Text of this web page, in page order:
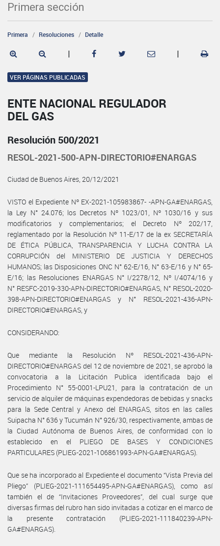
Primera sección
Primera Resoluciones Detalle
| |
VER PÁGINAS PUBLICADAS
ENTE NACIONAL REGULADOR
DEL GAS
Resolución 500/2021
RESOL-2021-500-APN-DIRECTORIO#ENARGAS
Ciudad de Buenos Aires, 20/12/2021
VISTO el Expediente Nº EX-2021-105983867- -APN-GA#ENARGAS,
la Ley N° 24.076; los Decretos Nº 1023/01, Nº 1030/16 y sus
modificatorios y complementarios; el Decreto Nº 202/17,
reglamentado por la Resolución Nº 11-E/17 de la ex SECRETARÍA
DE ÉTICA PÚBLICA, TRANSPARENCIA Y LUCHA CONTRA LA
CORRUPCIÓN del MINISTERIO DE JUSTICIA Y DERECHOS
HUMANOS; las Disposiciones ONC N° 62-E/16, N° 63-E/16 y N° 65-
E/16; las Resoluciones ENARGAS N° I/2278/12, Nº I/4074/16 y
N° RESFC-2019-330-APN-DIRECTORIO#ENARGAS, N° RESOL-2020-
398-APN-DIRECTORIO#ENARGAS y N° RESOL-2021-436-APN-
DIRECTORIO#ENARGAS, y
CONSIDERANDO:
Que mediante la Resolución Nº RESOL-2021-436-APN-
DIRECTORIO#ENARGAS del 12 de noviembre de 2021, se aprobó la
convocatoria a la Licitación Publica identificada bajo el
Procedimiento N° 55-0001-LPU21, para la contratación de un
servicio de alquiler de máquinas expendedoras de bebidas y snacks
para la Sede Central y Anexo del ENARGAS, sitos en las calles
Suipacha N° 636 y Tucumán N° 926/30, respectivamente, ambas de
la Ciudad Autónoma de Buenos Aires, de conformidad con lo
establecido en el PLIEGO DE BASES Y CONDICIONES
PARTICULARES (PLIEG-2021-106861993-APN-GA#ENARGAS).
Que se ha incorporado al Expediente el documento “Vista Previa del
Pliego” (PLIEG-2021-111654495-APN-GA#ENARGAS), como así
también el de “Invitaciones Proveedores”, del cual surge que
diversas firmas del rubro han sido invitadas a cotizar en el marco de
la presente contratación (PLIEG-2021-111840239-APN-
GA#ENARGAS).